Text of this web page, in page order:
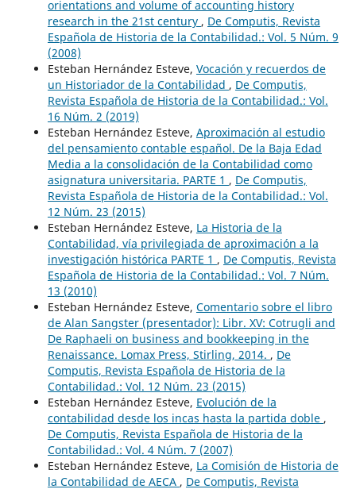
orientations and volume of accounting history
research in the 21st century , De Computis, Revista
Española de Historia de la Contabilidad.: Vol. 5 Núm. 9
(2008)
Esteban Hernández Esteve, Vocación y recuerdos de
un Historiador de la Contabilidad , De Computis,
Revista Española de Historia de la Contabilidad.: Vol.
16 Núm. 2 (2019)
Esteban Hernández Esteve, Aproximación al estudio
del pensamiento contable español. De la Baja Edad
Media a la consolidación de la Contabilidad como
asignatura universitaria. PARTE 1 , De Computis,
Revista Española de Historia de la Contabilidad.: Vol.
12 Núm. 23 (2015)
Esteban Hernández Esteve, La Historia de la
Contabilidad, vía privilegiada de aproximación a la
investigación histórica PARTE 1 , De Computis, Revista
Española de Historia de la Contabilidad.: Vol. 7 Núm.
13 (2010)
Esteban Hernández Esteve, Comentario sobre el libro
de Alan Sangster (presentador): Libr. XV: Cotrugli and
De Raphaeli on business and bookkeeping in the
Renaissance. Lomax Press, Stirling, 2014. , De
Computis, Revista Española de Historia de la
Contabilidad.: Vol. 12 Núm. 23 (2015)
Esteban Hernández Esteve, Evolución de la
contabilidad desde los incas hasta la partida doble ,
De Computis, Revista Española de Historia de la
Contabilidad.: Vol. 4 Núm. 7 (2007)
Esteban Hernández Esteve, La Comisión de Historia de
la Contabilidad de AECA , De Computis, Revista